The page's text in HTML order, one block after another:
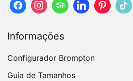
Informações
Configurador Brompton
Guia de Tamanhos